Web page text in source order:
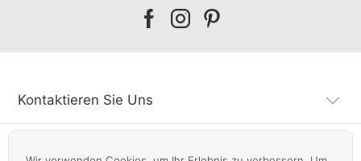
Our
Our
Our
Kontaktieren Sie Uns